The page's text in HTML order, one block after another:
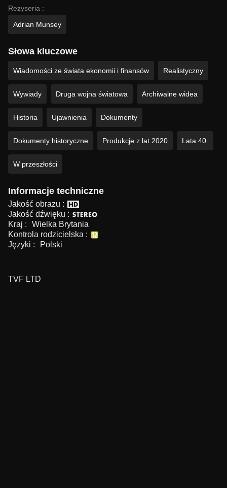
Reżyseria :
Adrian Munsey
Słowa kluczowe
Wiadomości ze świata ekonomii i finansów Realistyczny
Wywiady Druga wojna światowa Archiwalne widea
Historia Ujawnienia Dokumenty
Dokumenty historyczne Produkcje z lat 2020 Lata 40.
W przeszłości
Informacje techniczne
Jakość obrazu :
Jakość dźwięku :
Kraj :
Wielka Brytania
Kontrola rodzicielska :
Języki :
Polski
TVF LTD